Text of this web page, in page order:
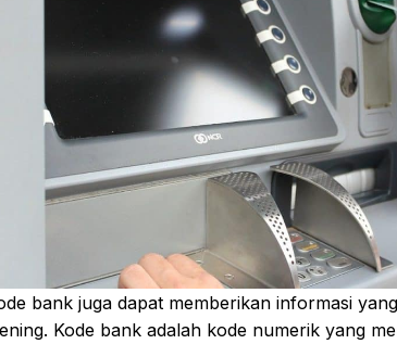
bank juga dapat memberikan informasi
Kode bank adalah kode numerik yang